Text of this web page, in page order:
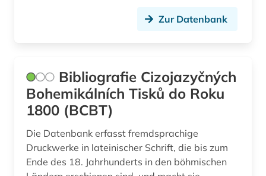
Zur Datenbank
Bibliografie Cizojazyčných
Bohemikálních Tisků do Roku
1800 (BCBT)
Die Datenbank erfasst fremdsprachige
Druckwerke in lateinischer Schrift, die bis zum
Ende des 18. Jahrhunderts in den böhmischen